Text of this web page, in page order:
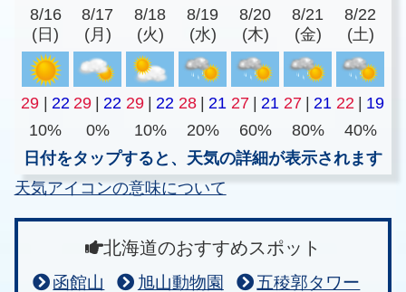
8/16
(日)
8/17
(月)
8/18
(火)
8/19
(水)
8/20
(木)
8/21
(金)
8/22
(土)
29 22 29 22 29 22 28 21 27 21 27 21 22
19
10%
0% 10% 20% 60% 80%
40%
日付をタップすると、天気の詳細が表示されます
天気アイコンの意味について
北海道のおすすめスポット
函館山 旭山動物園
五稜郭タワー